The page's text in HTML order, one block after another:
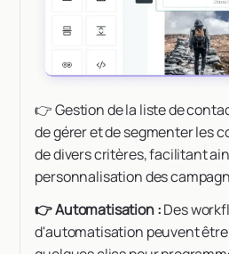
👉 Gestion de la liste de
de gérer et de segmenter les
de divers critères, facilitant
personnalisation des
👉 Automatisation :Des
d'automatisation peuvent